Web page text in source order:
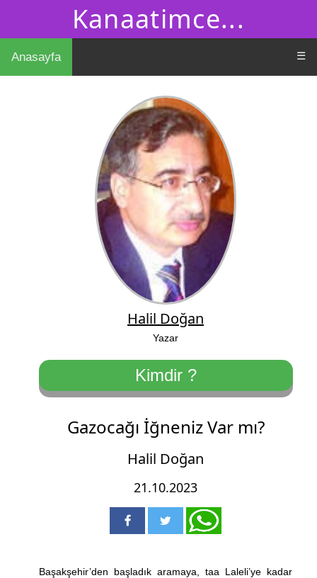
Kanaatimce...
Anasayfa ☰
Halil Doğan
Yazar
Kimdir ?
Gazocağı İğneniz Var mı?
Halil Doğan
21.10.2023
Başakşehir’den başladık aramaya, taa Laleli’ye kadar